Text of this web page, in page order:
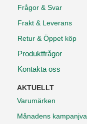
Frågor & Svar
Frakt & Leverans
Retur & Öppet köp
Produktfrågor
Kontakta oss
AKTUELLT
Varumärken
Månadens